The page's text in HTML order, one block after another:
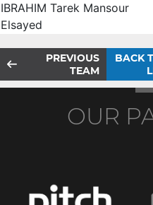
IBRAHIM Tarek Mansour
Elsayed
PREVIOUS
TEAM
BACK
OUR